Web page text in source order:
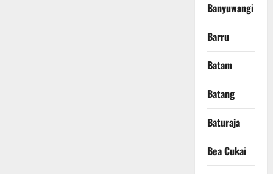
Banyuwangi
Barru
Batam
Batang
Baturaja
Bea Cukai